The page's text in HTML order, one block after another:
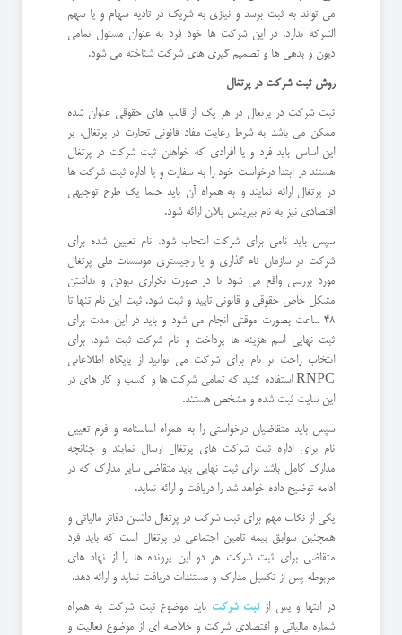
می تواند به ثبت برسد و نیازی به شریک در تادیه سهام و یا سهم
الشرکه ندارد. در این شرکت ها خود فرد به عنوان مسئول تمامی
دیون و بدهی ها و تصمیم گیری های شرکت شناخته می شود.
روش ثبت شرکت در پرتغال
ثبت شرکت در پرتغال در هر یک از قالب های حقوقی عنوان شده
ممکن می باشد به شرط رعایت مفاد قانونی تجارت در پرتغال، بر
این اساس باید فرد و یا افرادی که خواهان ثبت شرکت در پرتغال
هستند در ابتدا درخواست خود را به سفارت و یا اداره ثبت شرکت ها
در پرتغال ارائه نمایند و به همراه آن باید حتما یک طرح توجیهی
اقتصادی نیز به نام بیزینس پلان ارائه شود.
سپس باید نامی برای شرکت انتخاب شود. نام تعیین شده برای
شرکت در سازمان نام گذاری و یا رجیستری موسسات ملی پرتغال
مورد بررسی واقع می شود تا در صورت تکراری نبودن و نداشتن
مشکل خاص حقوقی و قانونی تایید و ثبت شود. ثبت این نام تنها تا
48 ساعت بصورت موقتی انجام می شود و باید در این مدت برای
ثبت نهایی اسم هزینه ها پرداخت و نام شرکت ثبت شود. برای
انتخاب راحت تر نام برای شرکت می توانید از پایگاه اطلاعاتی
RNPC استفاده کنید که تمامی شرکت ها و کسب و کار های در
این سایت ثبت شده و مشخص هستند.
سپس باید متقاضیان درخواستی را به همراه اساسنامه و فرم تعیین
نام برای اداره ثبت شرکت های پرتغال ارسال نمایند و چنانچه
مدارک کامل باشد برای ثبت نهایی باید متقاضی سایر مدارک که در
ادامه توضیح داده خواهد شد را دریافت و ارائه نماید.
یکی از نکات مهم برای ثبت شرکت در پرتغال داشتن دفاتر مالیاتی و
همچنین سوابق بیمه تامین اجتماعی در پرتغال است که باید فرد
متقاضی برای ثبت شرکت هر دو این پرونده ها را از نهاد های
مربوطه پس از تکمیل مدارک و مستندات دریافت نماید و ارائه دهد.
در انتها و پس ازثبت شرکت باید موضوع ثبت شرکت به همراه
شماره مالیاتی و اقتصادی شرکت و خلاصه ای از موضوع فعالیت و